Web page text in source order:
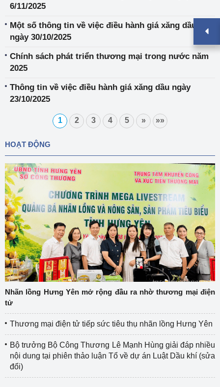
6/11/2025
Một số thông tin về việc điều hành giá xăng dầu
ngày 30/10/2025
Chính sách phát triển thương mại trong nước năm
2025
Thông tin về việc điều hành giá xăng dầu ngày
23/10/2025
1 2 3 4 5 » »»
HOẠT ĐỘNG
Nhãn lồng Hưng Yên mở rộng đầu ra nhờ thương mại điện
tử
Thương mại điện tử tiếp sức tiêu thụ nhãn lồng Hưng Yên
Bộ trưởng Bộ Công Thương Lê Mạnh Hùng giải đáp nhiều
nội dung tại phiên thảo luận Tổ về dự án Luật Dầu khí (sửa
đổi)